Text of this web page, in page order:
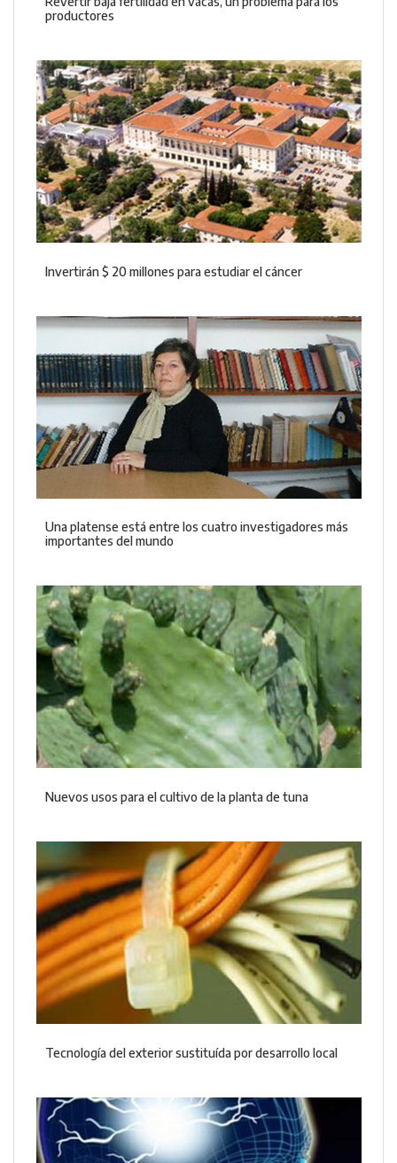
productores
Invertirán $ 20 millones para estudiar el cáncer
Una platense está entre los cuatro investigadores más
importantes del mundo
Nuevos usos para el cultivo de la planta de tuna
Tecnología del exterior sustituída por desarrollo local